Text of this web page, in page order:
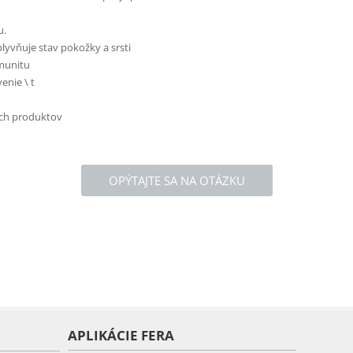
stav pokožky a srsti
\ t
produktov
OPÝTAJTE SA NA OTÁZKU
APLIKÁCIE FERA